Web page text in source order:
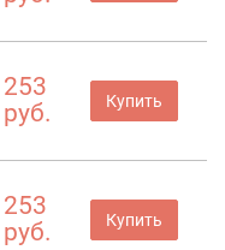
253
руб.
Купить
253
руб.
Купить